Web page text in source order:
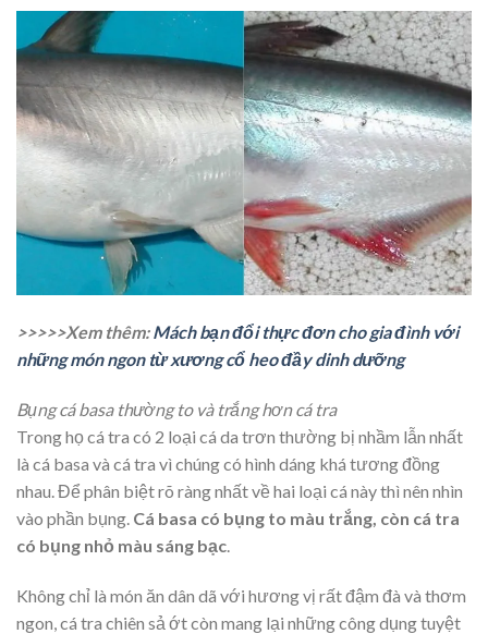
>>>>>Xem thêm:Mách bạn đổi thực đơn cho gia đình với
những món ngon từ xương cổ heo đầy dinh dưỡng
Bụng cá basa thường to và trắng hơn cá tra
Trong họ cá tra có 2 loại cá da trơn thường bị nhầm lẫn nhất
là cá basa và cá tra vì chúng có hình dáng khá tương đồng
nhau. Để phân biệt rõ ràng nhất về hai loại cá này thì nên nhìn
vào phần bụng. Cá basa có bụng to màu trắng, còn cá tra
có bụng nhỏ màu sáng bạc
Không chỉ là món ăn dân dã với hương vị rất đậm đà và thơm
ngon, cá tra chiên sả ớt còn mang lại những công dụng tuyệt